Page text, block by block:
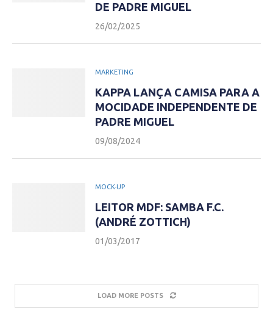
DE PADRE MIGUEL
26/02/2025
MARKETING
KAPPA LANÇA CAMISA PARA A
MOCIDADE INDEPENDENTE DE
PADRE MIGUEL
09/08/2024
MOCK-UP
LEITOR MDF: SAMBA F.C.
(ANDRÉ ZOTTICH)
01/03/2017
LOAD MORE POSTS